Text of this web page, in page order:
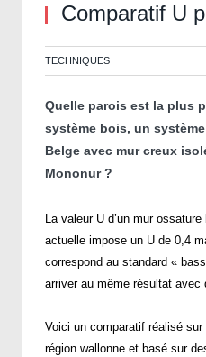
Comparatif U
TECHNIQUES
Quelle parois est la plus
système bois, un
Belge avec mur creux
Mononur ?
La valeur U d’un mur
actuelle impose un U de 0,4
correspond au standard «
arriver au même résultat avec
Voici un comparatif réalisé
région wallonne et basé sur